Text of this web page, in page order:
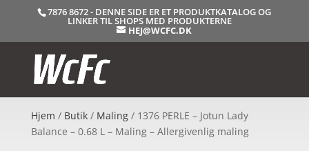
7876 8672 - DENNE SIDE ER ET PRODUKTKATALOG OG
LINKER TIL SHOPS MED PRODUKTERNE
HEJ@WCFC.DK
Hjem / Butik/ Maling/ 1376 PERLE – Jotun Lady
Balance – 0.68 L – Maling – Allergivenlig maling